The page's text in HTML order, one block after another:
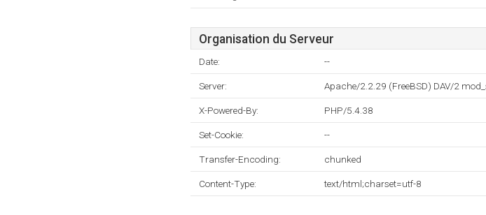
Organisation du Serveur
Date: --
Server: Apache/2.2.29 (FreeBSD) DAV/2
X-Powered-By: PHP/5.4.38
Set-Cookie: --
Transfer-Encoding: chunked
Content-Type: text/html;charset=utf-8